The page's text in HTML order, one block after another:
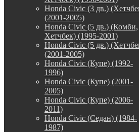
Honda Civic (3 дв.)
(2001-2005)
Honda Civic (5 дв.) (Комби,
Хетчбек) (1995-2001)
Honda Civic (5 дв.)
(2001-2005)
Honda Civic (Купе) (1992-
1996)
Honda Civic (Купе) (2001-
2005)
Honda Civic (Купе) (2006-
2011)
Honda Civic (Седан) (1984-
1987)